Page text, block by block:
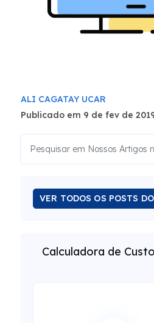
ALI CAGATAY UCAR
Publicado em 9 de fev de
VER TODOS OS POSTS
Calculadora de